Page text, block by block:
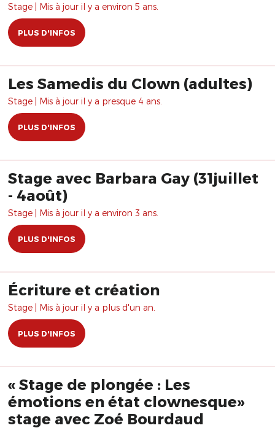
Stage | Mis à jour il y a environ 5 ans.
PLUS D'INFOS
Les Samedis du Clown (adultes)
Stage | Mis à jour il y a presque 4 ans.
PLUS D'INFOS
Stage avec Barbara Gay (31juillet
- 4août)
Stage | Mis à jour il y a environ 3 ans.
PLUS D'INFOS
Écriture et création
Stage | Mis à jour il y a plus d'un an.
PLUS D'INFOS
« Stage de plongée : Les
émotions en état clownesque»
stage avec Zoé Bourdaud